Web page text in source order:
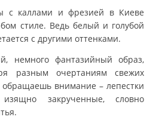
с каллами и фрезией в Киеве
стиле. Ведь белый и голубой
с другими оттенками.
немного фантазийный образ,
разным очертаниям свежих
внимание – лепестки
закрученные, словно